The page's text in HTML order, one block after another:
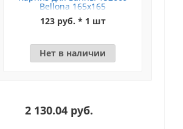
Bellona 165x165
123 руб. * 1 шт
Нет в наличии
2 130.04 руб.